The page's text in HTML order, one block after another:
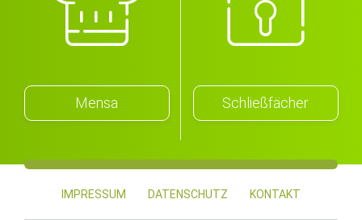
Mensa Schließfächer
IMPRESSUM DATENSCHUTZ KONTAKT